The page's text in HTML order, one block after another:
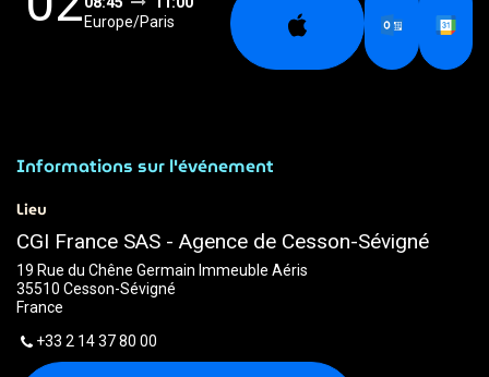
Europe/Paris
Informations sur l'événement
Lieu
CGI France SAS - Agence de Cesson-Sévigné
19 Rue du Chêne Germain Immeuble Aéris
35510 Cesson-Sévigné
France
+33 2 14 37 80 00